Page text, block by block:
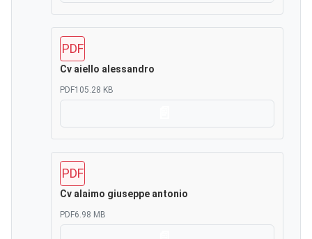
PDF
Cv aiello alessandro
PDF105.28 KB
PDF
Cv alaimo giuseppe antonio
PDF6.98 MB